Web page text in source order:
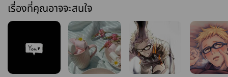
เรื่องที่คุณอาจจะสนใจ